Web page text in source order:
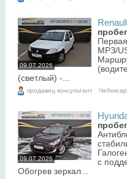
09.07.2026
МРЗ/
(светлый) -...
продавец консультант
09.07.2026
c
Обогрев зеркал...